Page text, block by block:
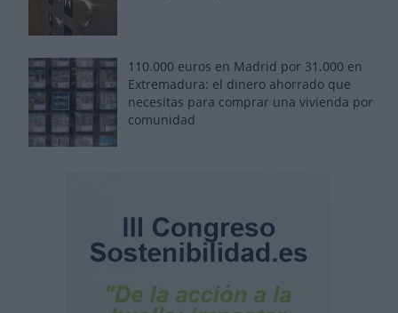
110.000 euros en Madrid por 31.000 en
Extremadura: el dinero ahorrado que
necesitas para comprar una vivienda por
comunidad